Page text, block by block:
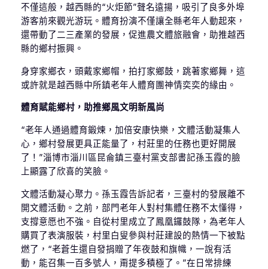
不僅這般，越西縣的“火炬節”聲名遠揚，吸引了良多外埠
游客前來觀光游玩。體育扮演不僅讓全縣老年人動起來，
還帶動了二三產業的發展，促進農文體旅融會，助推越西
縣的鄉村振興。
身穿家鄉衣，頭戴家鄉帽，拍打家鄉鼓，跳著家鄉舞，這
或許就是越西縣中所鎮老年人體育團神情奕奕的緣由。
體育賦能鄉村，助推鄉風文明新風尚
“老年人通過體育鍛煉，加倍安康快樂，文體活動凝集人
心，鄉村發展更具正能量了，村莊里的任務也更好開展
了！”淄博市淄川區昆侖鎮三臺村黨支部書記孫玉霞的臉
上顯露了欣喜的笑臉。
文體活動凝心聚力。孫玉霞告訴記者，三臺村的發展離不
開文體活動。之前，部門老年人對村集體任務不太懂得，
支撐意愿也不強。自從村里成立了鳳凰鑼鼓隊，為老年人
購買了表演服裝，村里白叟參與村莊建設的熱情一下被點
燃了，“老蒼生還自發捐贈了年夜鼓和旗幟，一說有活
動，能召集一百多號人，甭提多積極了。”在日常排練